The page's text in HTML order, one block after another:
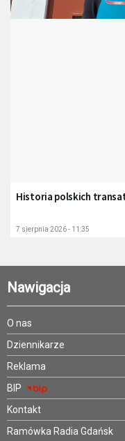
Historia polskich
7 sierpnia 2026 - 11:35
Nawigacja
O nas
Dziennikarze
Reklama
BIP
Kontakt
Ramówka Radia Gdańsk